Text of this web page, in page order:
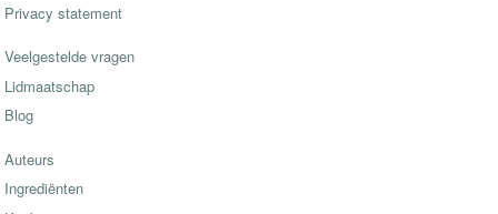
Privacy statement
Veelgestelde vragen
Lidmaatschap
Blog
Auteurs
Ingrediënten